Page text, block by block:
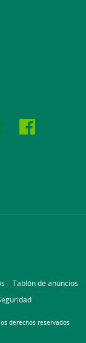
Tablón de anuncios
derechos reservados